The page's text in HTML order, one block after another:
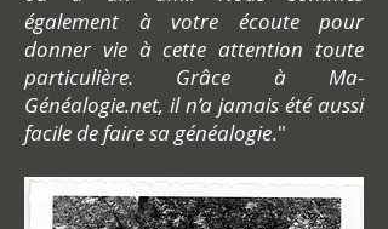
également à votre écoute pour
donner vie à cette attention toute
particulière. Grâce à Ma-
Généalogie.net, il n’a jamais été aussi
facile de faire sa généalogie."